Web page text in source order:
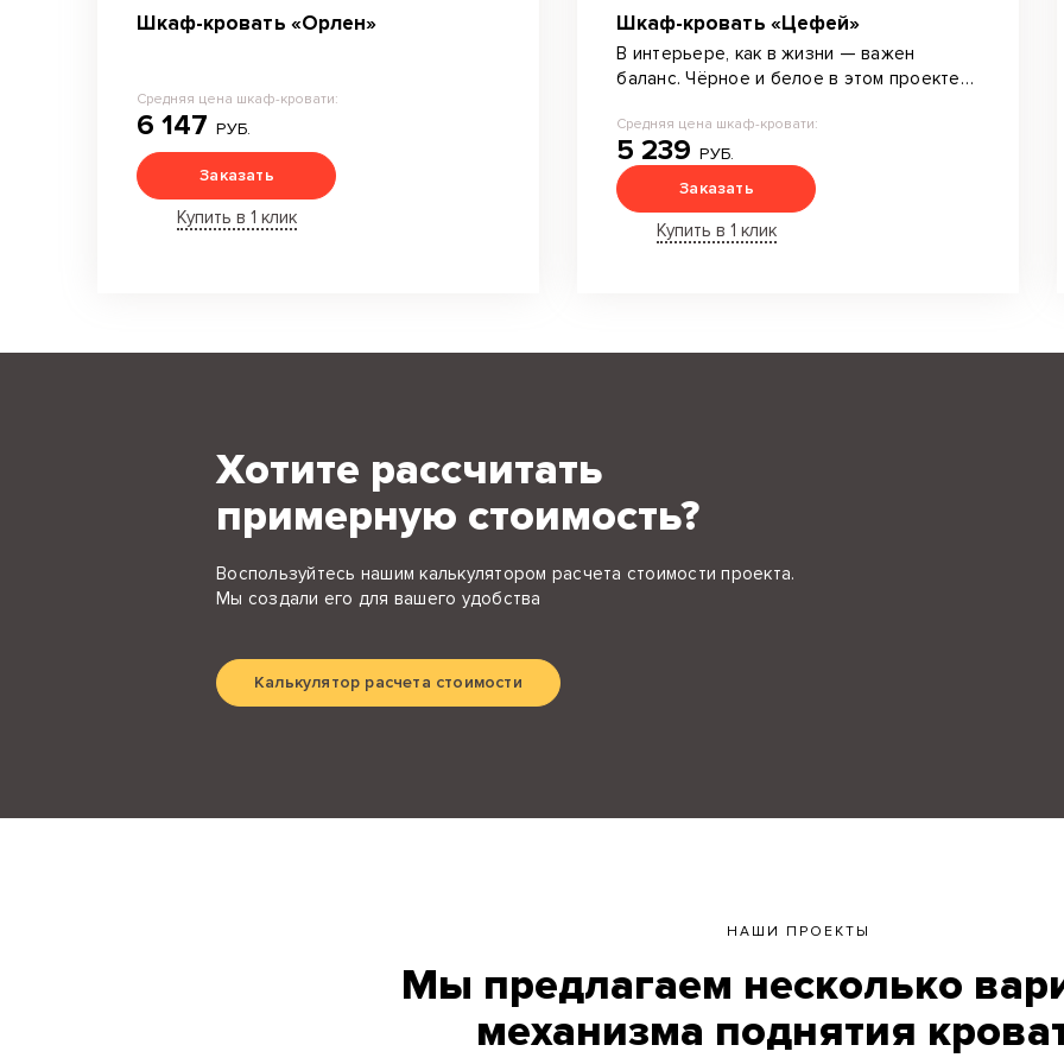
Шкаф-кровать «Орлен»
Средняя цена шкаф-кровати:
6 147 РУБ.
Заказать
Купить в 1 клик
Шкаф-кровать «Цефей»
В интерьере, как в жизни — важен
баланс. Чёрное и белое в этом проекте
Средняя цена шкаф-кровати:
5 239 РУБ.
Заказать
Купить в 1 клик
Хотите рассчитать
примерную стоимость?
Воспользуйтесь нашим калькулятором расчета стоимости проекта.
Мы создали его для вашего удобства
Калькулятор расчета стоимости
НАШИ ПРОЕКТЫ
Мы предлагаем несколько
механизма поднятия